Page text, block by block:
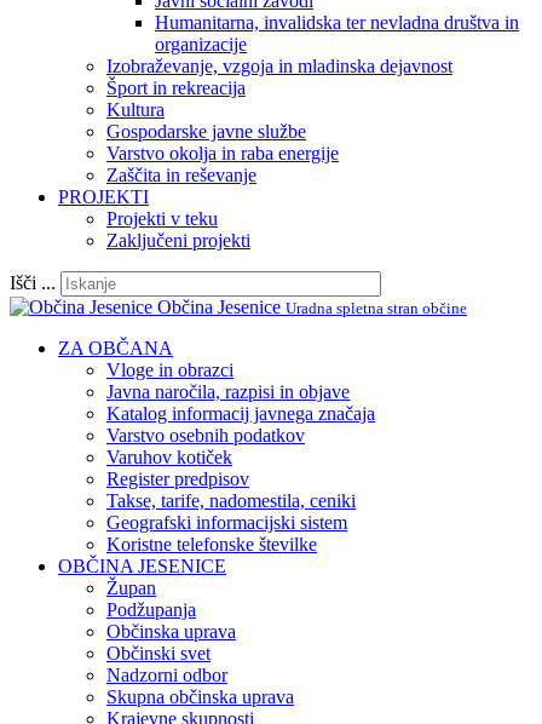
Humanitarna, invalidska ter nevladna društva in
organizacije
Izobraževanje, vzgoja in mladinska dejavnost
Šport in rekreacija
Kultura
Gospodarske javne službe
Varstvo okolja in raba energije
Zaščita in reševanje
PROJEKTI
Projekti v teku
Zaključeni projekti
Išči ...
Občina Jesenice Uradna spletna stran občine
ZA OBČANA
Vloge in obrazci
Javna naročila, razpisi in objave
Katalog informacij javnega značaja
Varstvo osebnih podatkov
Varuhov kotiček
Register predpisov
Takse, tarife, nadomestila, ceniki
Geografski informacijski sistem
Koristne telefonske številke
OBČINA JESENICE
Župan
Podžupanja
Občinska uprava
Občinski svet
Nadzorni odbor
Skupna občinska uprava
Krajevne skupnosti